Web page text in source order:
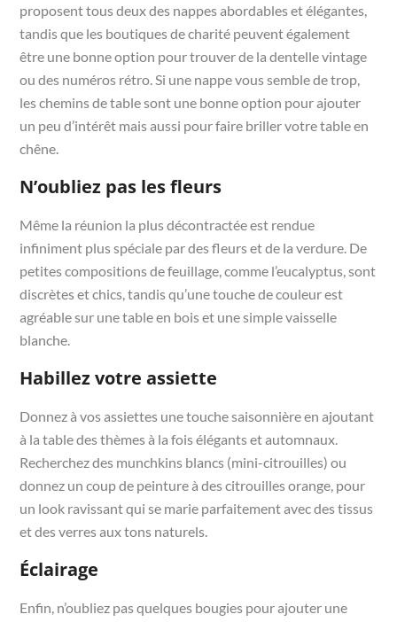
proposent tous deux des nappes abordables et élégantes,
tandis que les boutiques de charité peuvent également
être une bonne option pour trouver de la dentelle vintage
ou des numéros rétro. Si une nappe vous semble de trop,
les chemins de table sont une bonne option pour ajouter
un peu d’intérêt mais aussi pour faire briller votre table en
chêne.
N’oubliez pas les fleurs
Même la réunion la plus décontractée est rendue
infiniment plus spéciale par des fleurs et de la verdure. De
petites compositions de feuillage, comme l’eucalyptus, sont
discrètes et chics, tandis qu’une touche de couleur est
agréable sur une table en bois et une simple vaisselle
blanche.
Habillez votre assiette
Donnez à vos assiettes une touche saisonnière en ajoutant
à la table des thèmes à la fois élégants et automnaux.
Recherchez des munchkins blancs (mini-citrouilles) ou
donnez un coup de peinture à des citrouilles orange, pour
un look ravissant qui se marie parfaitement avec des tissus
et des verres aux tons naturels.
Éclairage
Enfin, n’oubliez pas quelques bougies pour ajouter une